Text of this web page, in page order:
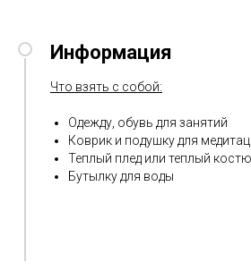
Информация
Что взять с собой:
Одежду, обувь для занятий
Коврик и подушку для
Теплый плед или теплый
Бутылку для воды